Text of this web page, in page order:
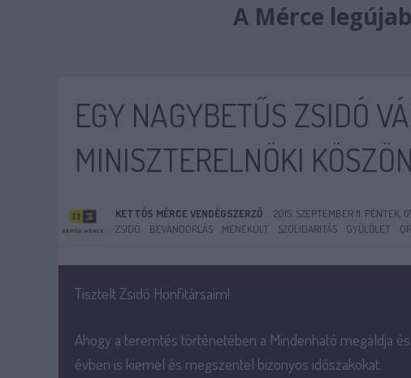
A Mérce
EGY NAGYBETŰS ZSIDÓ
MINISZTERELNÖKI
KETTŐS MÉRCE VENDÉGSZERZŐ
2015. SZEPTEMBER 11. PÉNTEK,
ZSIDÓ
BEVÁNDORLÁS MENEKÜLT SZOLIDARITÁS GYŰLŐLET
Tisztelt Zsidó Honfitársaim!
Ahogy a teremtés történetében a Mindenható megáldja
évben is kiemel és megszentel bizonyos időszakokat.